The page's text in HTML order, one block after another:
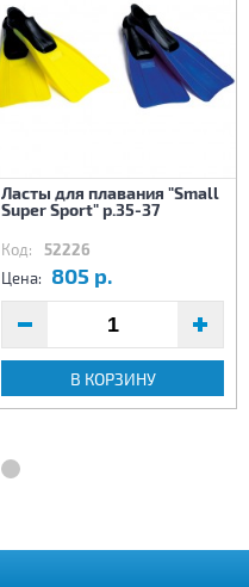
Ласты для плавания "Small
Super Sport" р.35-37
Код: 52226
Цена: 805 р.
В КОРЗИНУ